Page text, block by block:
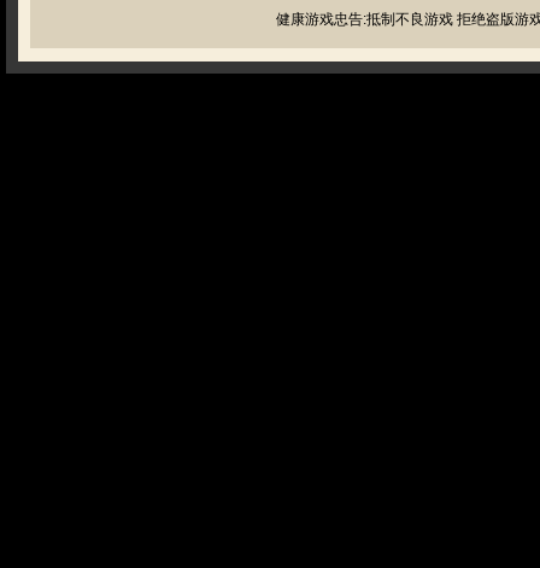
健康游戏忠告:抵制不良游戏 拒绝盗版游